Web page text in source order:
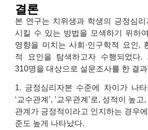
결론
본 연구는 치위생과 학생의 긍정심
시킬 수 있는 방법을 모색하기 위하
영향을 미치는 사회·인구학적 요인,
적 요인을 탐색하고자 수행되었다.
310명을 대상으로 설문조사를 한 결
1. 긍정심리자본 수준에 차이가 나타
‘교수관계’, ’교우관계’로, 성적이 높
관계가 긍정적이라고 인지하는 경우
준도 높게 나타났다.